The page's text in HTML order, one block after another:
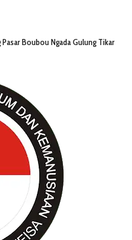
Boubou Ngada Gulung Tikar